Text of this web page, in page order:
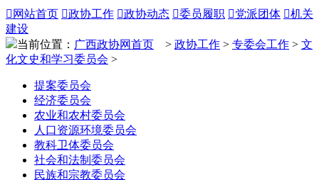
 网站首页 政协工作 政协动态 委员履职 党派团体 机关
建设
当前位置： 广西政协网首页 > 政协工作 > 专委会工作 > 文
化文史和学习委员会 >
提案委员会
经济委员会
农业和农村委员会
人口资源环境委员会
教科卫体委员会
社会和法制委员会
民族和宗教委员会